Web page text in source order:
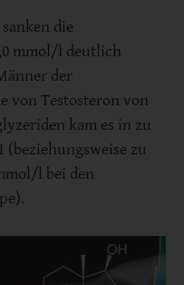
die
mmol/l deutlich
der
von Testosteron von
kam es in zu
(beziehungsweise zu
l bei den